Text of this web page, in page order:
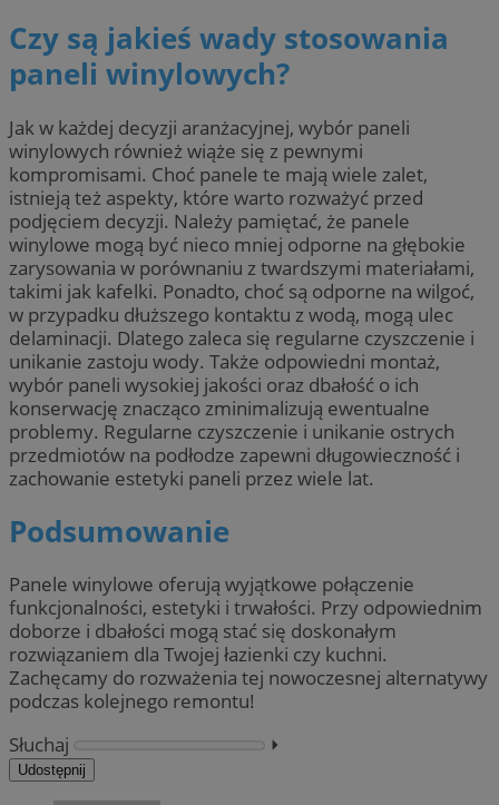
Czy są jakieś wady stosowania
paneli winylowych?
Jak w każdej decyzji aranżacyjnej, wybór paneli
winylowych również wiąże się z pewnymi
kompromisami. Choć panele te mają wiele zalet,
istnieją też aspekty, które warto rozważyć przed
podjęciem decyzji. Należy pamiętać, że panele
winylowe mogą być nieco mniej odporne na głębokie
zarysowania w porównaniu z twardszymi materiałami,
takimi jak kafelki. Ponadto, choć są odporne na wilgoć,
w przypadku dłuższego kontaktu z wodą, mogą ulec
delaminacji. Dlatego zaleca się regularne czyszczenie i
unikanie zastoju wody. Także odpowiedni montaż,
wybór paneli wysokiej jakości oraz dbałość o ich
konserwację znacząco zminimalizują ewentualne
problemy. Regularne czyszczenie i unikanie ostrych
przedmiotów na podłodze zapewni długowieczność i
zachowanie estetyki paneli przez wiele lat.
Podsumowanie
Panele winylowe oferują wyjątkowe połączenie
funkcjonalności, estetyki i trwałości. Przy odpowiednim
doborze i dbałości mogą stać się doskonałym
rozwiązaniem dla Twojej łazienki czy kuchni.
Zachęcamy do rozważenia tej nowoczesnej alternatywy
podczas kolejnego remontu!
Słuchaj
⏵︎
Udostępnij